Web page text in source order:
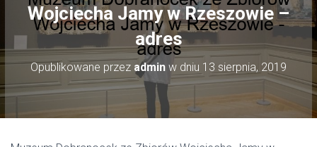
Wojciecha Jamy w Rzeszowie –
adres
Opublikowane przez admin w dniu 13 sierpnia, 2019